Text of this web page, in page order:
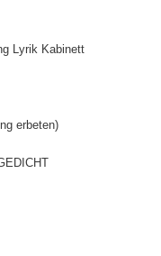
Lyrik Kabinett
erbeten)